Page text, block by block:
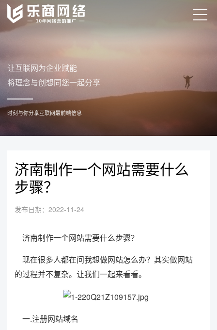
济南制作一个网站需要什么
步骤？
发布日期：2022-11-24
济南制作一个网站需要什么步骤？
现在很多人都在问我想做网站怎么办？其实做网站
的过程并不复杂。让我们一起来看看。
一.注册网站域名